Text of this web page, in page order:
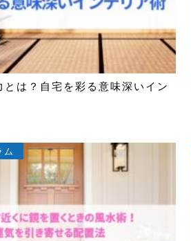
とは？自宅を彩る意味深いイン
ム